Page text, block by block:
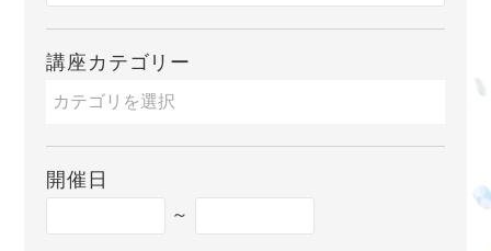
講座カテゴリー
開催日
～